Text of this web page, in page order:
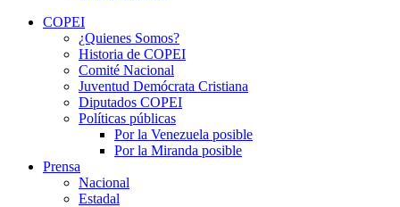
COPEI
¿Quienes Somos?
Historia de COPEI
Comité Nacional
Juventud Demócrata Cristiana
Diputados COPEI
Políticas públicas
Por la Venezuela posible
Por la Miranda posible
Prensa
Nacional
Estadal